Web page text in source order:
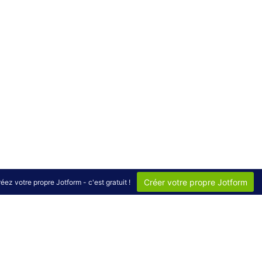
votre propre Jotform - c'est gratuit ! Créer votre propre Jotform